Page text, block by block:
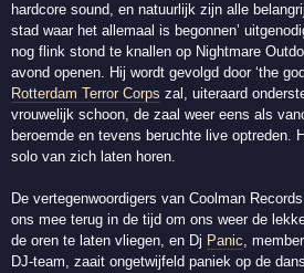
hardcore sound, en natuurlijk zijn alle
stad waar het allemaal is begonnen’
nog flink stond te knallen op Nightmare
avond openen. Hij wordt gevolgd door ‘the
Rotterdam Terror Corps zal, uiteraard
vrouwelijk schoon, de zaal weer eens als
beroemde en tevens beruchte live optreden.
solo van zich laten horen.
De vertegenwoordigers van Coolman
ons mee terug in de tijd om ons weer de
de oren te laten vliegen, en Dj Panic,
DJ-team, zaait ongetwijfeld paniek op de